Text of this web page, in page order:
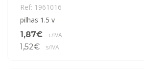
Ref: 1961016
pilhas 1.5 v
1,87€
c/IVA
1,52€ s/IVA